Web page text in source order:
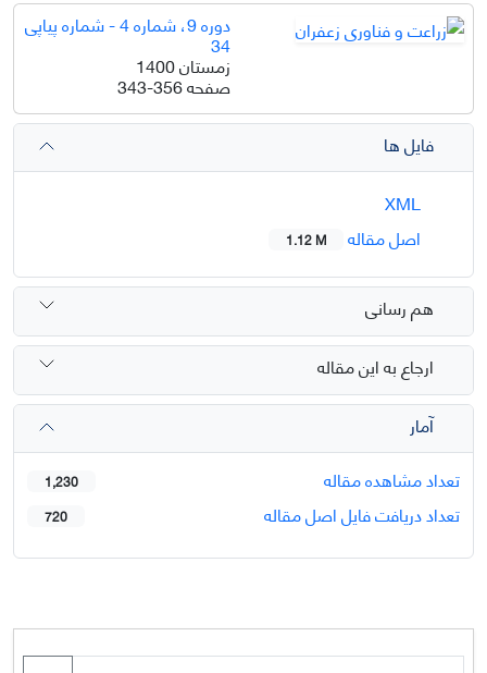
دوره 9، شماره 4 - شماره پیاپی
34
زمستان 1400
صفحه343-356
فایل ها
اصل مقاله
1.12 M
هم رسانی
ارجاع به این مقاله
آمار
تعداد مشاهده مقاله
1,230
تعداد دریافت فایل اصل مقاله 720